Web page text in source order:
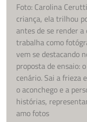
Foto: Carolina
criança, ela trilhou
antes de se render
trabalha como
vem se destacando
proposta de ensaio:
cenário. Sai a frieza
o aconchego e a
histórias,
amo fotos